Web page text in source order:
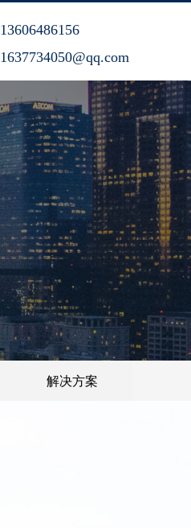
13606486156
1637734050@qq.com
解决方案